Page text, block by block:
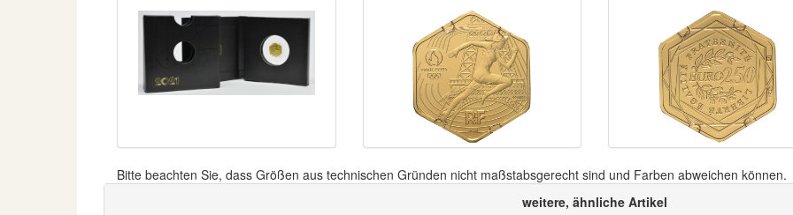
Bitte beachten Sie, dass Größen aus technischen Gründen nicht maßstabsgerecht sind und Farben abweichen können.
weitere, ähnliche Artikel